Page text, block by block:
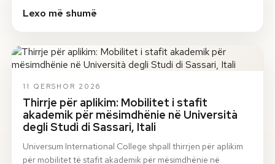
Lexo më shumë
11 QERSHOR 2026
Thirrje për aplikim: Mobilitet i stafit
akademik për mësimdhënie në Università
degli Studi di Sassari, Itali
Universum International College shpall thirrjen për aplikim
për mobilitet të stafit akademik për mësimdhënie në